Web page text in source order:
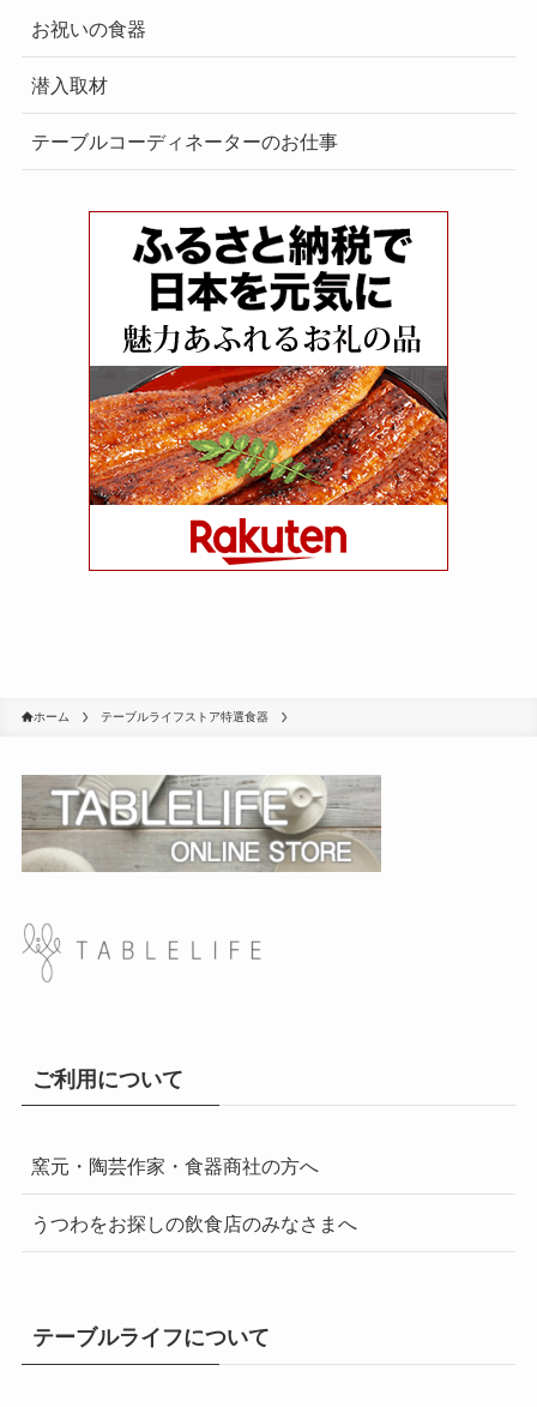
お祝いの食器
潜入取材
テーブルコーディネーターのお仕事
ホーム テーブルライフストア特選食器
ご利用について
窯元・陶芸作家・食器商社の方へ
うつわをお探しの飲食店のみなさまへ
テーブルライフについて